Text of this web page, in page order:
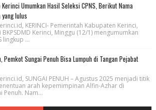
Kerinci Umumkan Hasil Seleksi CPNS, Berikut Nama
lulus
KERINCI- Pemerintah Kabupaten Kerinci,
BKPSDMD Kerinci, Minggu (12/1) mengumumkan
lingkup ...
Pemkot Sungai Penuh Bisa Lumpuh di Tangan Pejabat
SUNGAI PENUH – Agustus 2025 menjadi titik
arah kepemimpinan Alfin-Azhar di
Penuh. Nam...